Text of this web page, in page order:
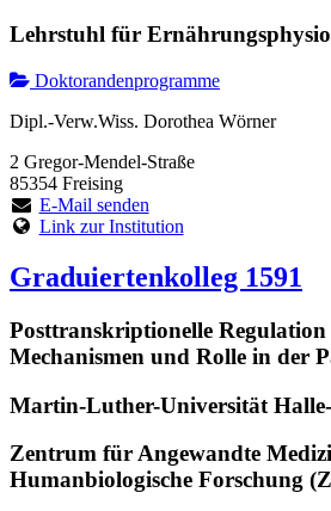
Lehrstuhl für
Doktorandenprogramme
Dipl.-Verw.Wiss. Dorothea Wörner
2 Gregor-Mendel-Straße
85354 Freising
E-Mail senden
Link zur Institution
Graduiertenkolleg 1591
Posttranskriptionelle Regulation
Mechanismen und Rolle in der
Martin-Luther-Universität
Zentrum für Angewandte
Humanbiologische Forschung